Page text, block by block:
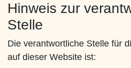
Hinweis zur
Stelle
Die verantwortliche Stelle für
auf dieser Website ist: